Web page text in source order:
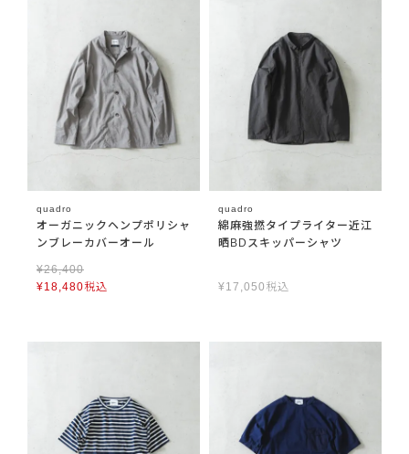
quadro
オーガニックヘンプポリシャ
ンブレーカバーオール
¥26,400
¥18,480税込
quadro
綿麻強撚タイプライター近江
晒BDスキッパーシャツ
¥17,050 税込